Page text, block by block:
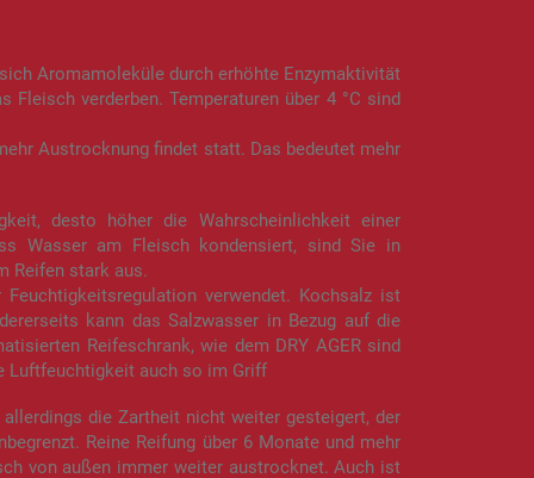
Aromamoleküle durch erhöhte Enzymaktivität
verderben. Temperaturen über 4 °C sind
Austrocknung findet statt. Das bedeutet mehr
desto höher die Wahrscheinlichkeit einer
Wasser am Fleisch kondensiert, sind Sie in
Reifen stark aus.
verwendet. Kochsalz ist
kann das Salzwasser in Bezug auf die
Reifeschrank, wie dem DRY AGER sind
Luftfeuchtigkeit auch so im Griff
die Zartheit nicht weiter gesteigert, der
Reine Reifung über 6 Monate und mehr
von außen immer weiter austrocknet. Auch ist